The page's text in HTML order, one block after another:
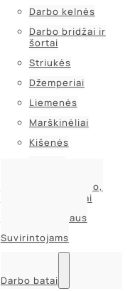
Darbo kelnės
Darbo bridžai ir
šortai
Striukės
Džemperiai
Liemenės
Marškinėliai
Kišenės
Ryškaus matomumo,
kontrastiniai rūbai
Rūbai nuo lietaus
Suvirintojams
Darbo batai